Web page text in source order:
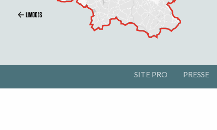
SITE PRO PRESSE